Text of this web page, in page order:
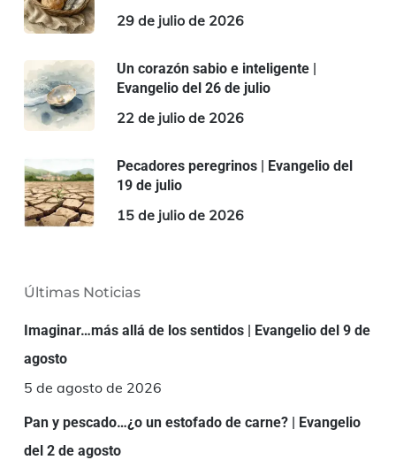
29 de julio de 2026
Un corazón sabio e inteligente |
Evangelio del 26 de julio
22 de julio de 2026
Pecadores peregrinos | Evangelio del
19 de julio
15 de julio de 2026
Últimas Noticias
Imaginar…más allá de los sentidos | Evangelio del 9 de
agosto
5 de agosto de 2026
Pan y pescado…¿o un estofado de carne? | Evangelio
del 2 de agosto